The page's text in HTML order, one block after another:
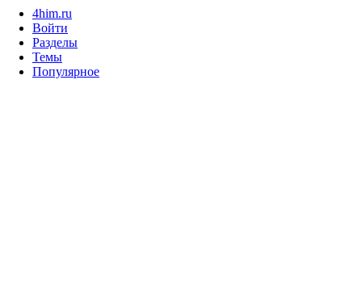
4him.ru
Войти
Разделы
Темы
Популярное